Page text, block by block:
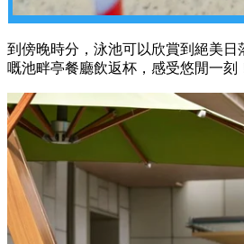
到傍晚時分，泳池可以欣賞到絕美日
嘅池畔亭餐廳飲返杯，感受悠閒一刻